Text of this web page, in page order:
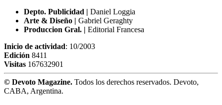
Depto. Publicidad | Daniel Loggia
Arte & Diseño | Gabriel Geraghty
Produccion Gral. | Editorial Francesa
Inicio de actividad: 10/2003
Edición 8411
Visitas 167632901
© Devoto Magazine. Todos los derechos reservados. Devoto,
CABA, Argentina.